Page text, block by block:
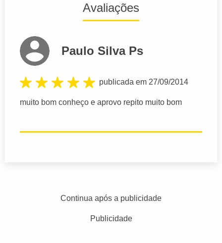
Avaliações
Paulo Silva Ps
publicada em 27/09/2014
muito bom conheço e aprovo repito muito bom
Continua após a publicidade
Publicidade